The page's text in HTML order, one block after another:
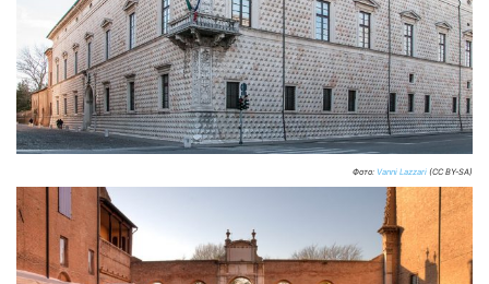
Фото: Vanni Lazzari (CC BY-SA)